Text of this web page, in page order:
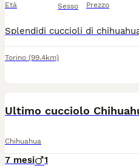
Età Sesso Prezzo
Torino (99.4km)
Ultimo cucciolo
Chihuahua
7 mesi 1